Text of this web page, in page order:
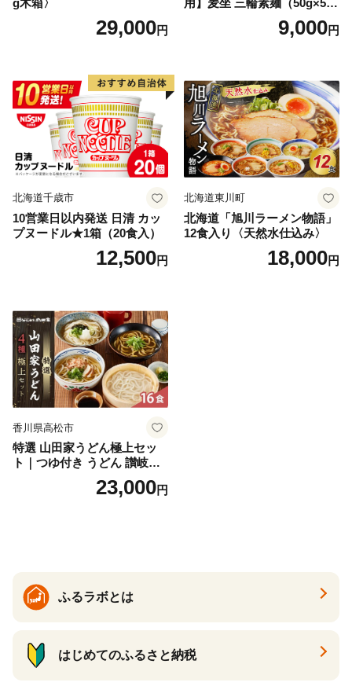
g木箱〉
29,000円
用】麦坐 三輪素麺（50g×5束
9,000円
北海道千歳市
10営業日以内発送 日清 カッ
プヌードル★1箱（20食入）
12,500円
北海道東川町
北海道「旭川ラーメン物語」
12食入り〈天然水仕込み〉
18,000円
香川県高松市
特選 山田家うどん極上セッ
ト｜つゆ付き うどん 讃岐う
どん さぬきうどん 生麵 うど
んセット カレーうどん 生う
23,000円
ふるラボとは
はじめてのふるさと納税